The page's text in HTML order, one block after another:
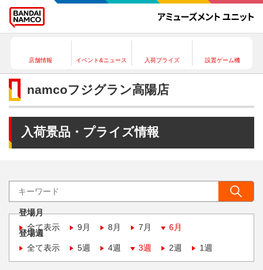
店舗情報 イベント&ニュース 入荷プライズ 設置ゲーム機
namcoフジグラン高陽店
入荷景品・プライズ情報
登場月
全て表示
9月 8月 7月 6月
登場週
全て表示
5週 4週 3週 2週 1週